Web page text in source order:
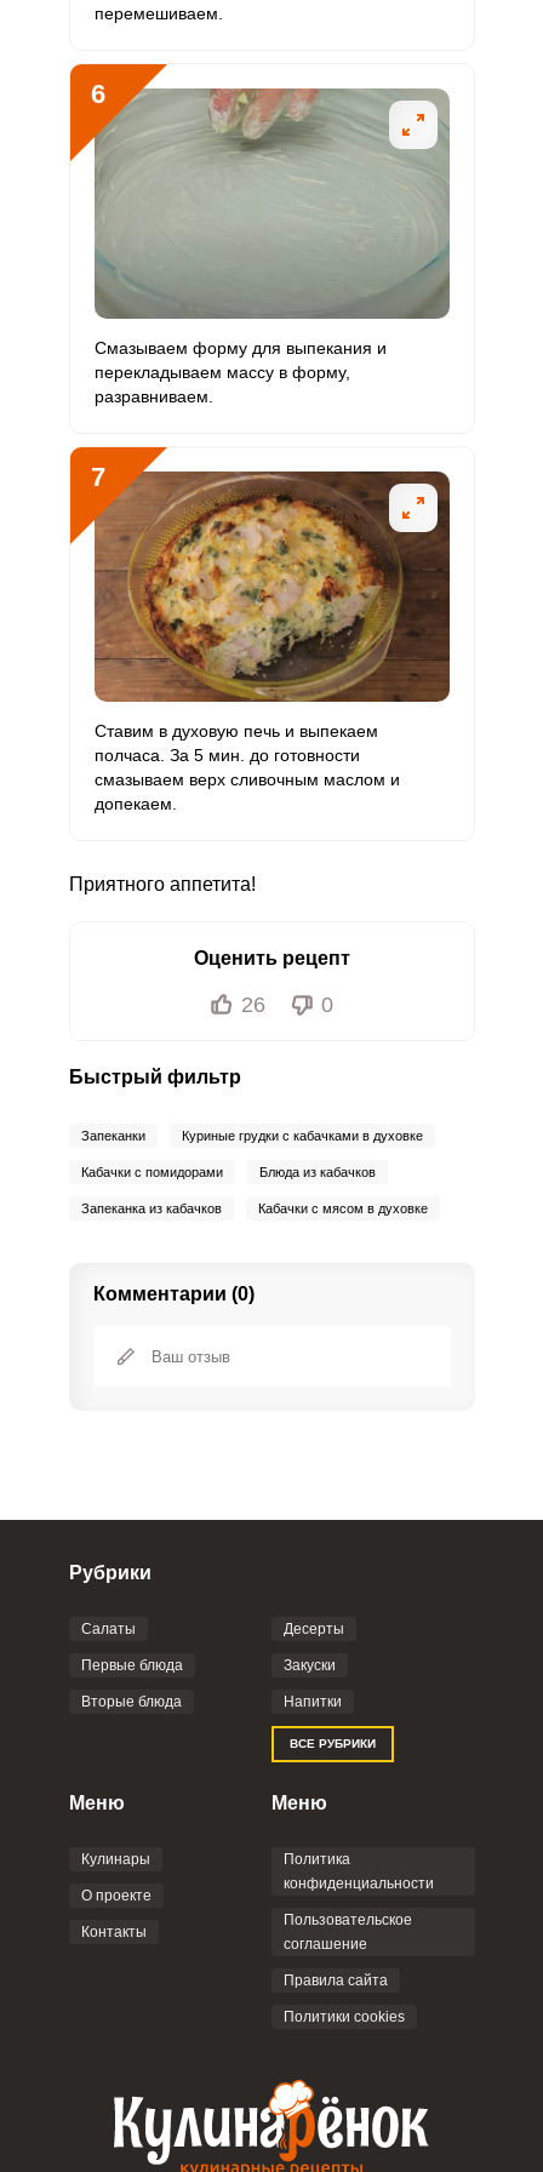
Молибден 61.5 мкг 70 мкг 6 22
перемешиваем.
6
Смазываем форму для выпекания и
перекладываем массу в форму,
разравниваем.
7
Ставим в духовую печь и выпекаем
полчаса. За 5 мин. до готовности
смазываем верх сливочным маслом и
допекаем.
Приятного аппетита!
Оценить рецепт
26 0
Быстрый фильтр
Запеканки Куриные грудки с кабачками в духовке
Кабачки с помидорами Блюда из кабачков
Запеканка из кабачков Кабачки с мясом в духовке
Комментарии (0)
Фото до 4 шт, до 5 mb
Отправляя эту форму, вы соглашаетесь с
Политикой
Пользовательским
соглашением
Рубрики
Салаты
Первые блюда
Вторые блюда
Десерты
Закуски
Напитки
ВСЕ РУБРИКИ
Меню
Кулинары
О проекте
Контакты
Меню
Политика
конфиденциальности
Пользовательское
соглашение
Правила сайта
Политики cookies